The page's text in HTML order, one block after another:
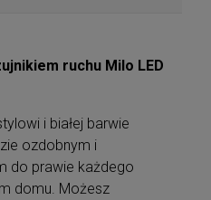
ruchu Milo LED
i białej barwie
ozdobnym i
do prawie każdego
domu. Możesz